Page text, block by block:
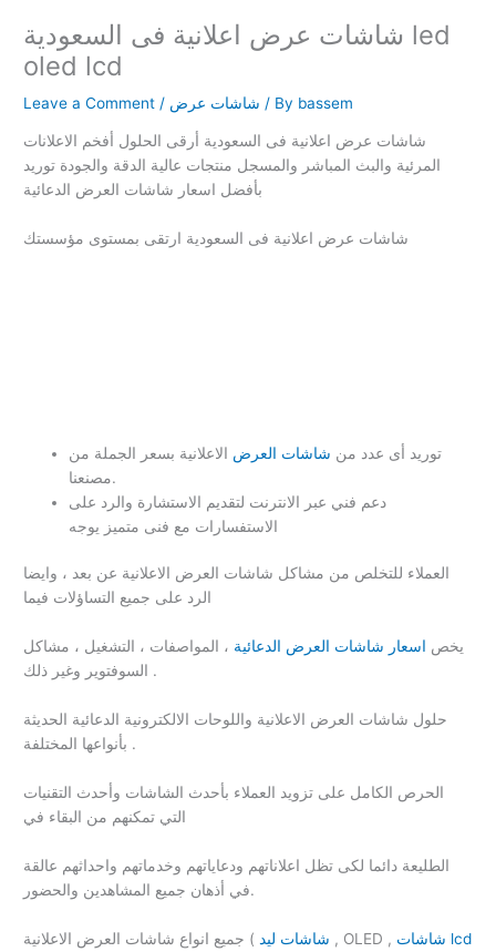
شاشات عرض اعلانية فى السعودية led
oled lcd
Leave a Comment / شاشات عرض / By bassem
شاشات عرض اعلانية فى السعودية أرقى الحلول أفخم الاعلانات
المرئية والبث المباشر والمسجل منتجات عالية الدقة والجودة توريد
بأفضل اسعار شاشات العرض الدعائية
شاشات عرض اعلانية فى السعودية ارتقى بمستوى مؤسستك
توريد أى عدد من شاشات العرض الاعلانية بسعر الجملة من
مصنعنا.
دعم فني عبر الانترنت لتقديم الاستشارة والرد على
الاستفسارات مع فنى متميز يوجه
العملاء للتخلص من مشاكل شاشات العرض الاعلانية عن بعد ، وايضا
الرد على جميع التساؤلات فيما
يخص اسعار شاشات العرض الدعائية ، المواصفات ، التشغيل ، مشاكل
السوفتوير وغير ذلك .
حلول شاشات العرض الاعلانية واللوحات الالكترونية الدعائية الحديثة
بأنواعها المختلفة .
الحرص الكامل على تزويد العملاء بأحدث الشاشات وأحدث التقنيات
التي تمكنهم من البقاء في
الطليعة دائما لكى تظل اعلاناتهم ودعاياتهم وخدماتهم واحداثهم عالقة
في أذهان جميع المشاهدين والحضور.
جميع انواع شاشات العرض الاعلانية ( شاشات ليد , OLED ,
شاشات lcd